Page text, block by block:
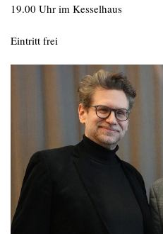
19.00 Uhr im Kesselhaus
Eintritt frei